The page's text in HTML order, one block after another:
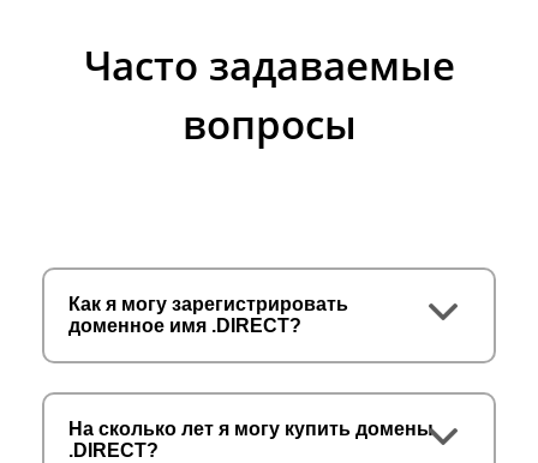
Часто задаваемые
вопросы
Как я могу зарегистрировать
доменное имя .DIRECT?
На сколько лет я могу купить домены
.DIRECT?